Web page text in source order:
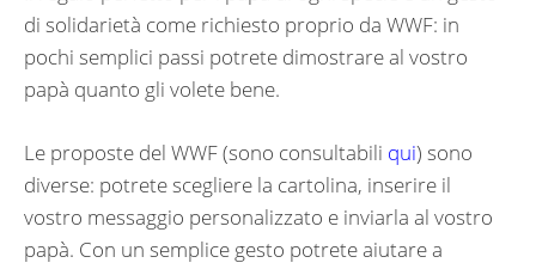
di solidarietà come richiesto proprio da WWF: in
pochi semplici passi potrete dimostrare al vostro
papà quanto gli volete bene.
Le proposte del WWF (sono consultabili qui) sono
diverse: potrete scegliere la cartolina, inserire il
vostro messaggio personalizzato e inviarla al vostro
papà. Con un semplice gesto potrete aiutare a